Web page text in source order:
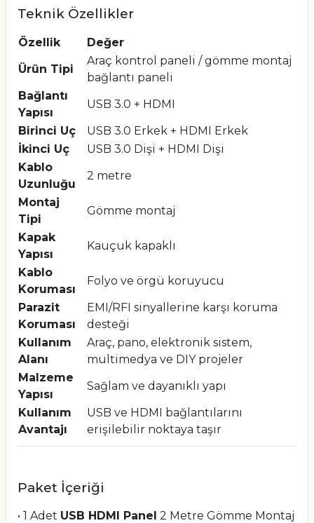
Teknik Özellikler
Özellik
Değer
Ürün Tipi
Araç kontrol paneli / gömme montaj
bağlantı paneli
Bağlantı
Yapısı
USB 3.0 + HDMI
Birinci Uç
USB 3.0 Erkek + HDMI Erkek
İkinci Uç
USB 3.0 Dişi + HDMI Dişi
Kablo
Uzunluğu
2 metre
Montaj
Tipi
Gömme montaj
Kapak
Yapısı
Kauçuk kapaklı
Kablo
Koruması
Folyo ve örgü koruyucu
Parazit
Koruması
EMI/RFI sinyallerine karşı koruma
desteği
Kullanım
Alanı
Araç, pano, elektronik sistem,
multimedya ve DIY projeler
Malzeme
Yapısı
Sağlam ve dayanıklı yapı
Kullanım
Avantajı
USB ve HDMI bağlantılarını
erişilebilir noktaya taşır
Paket İçeriği
• 1 Adet USB HDMI Panel 2 Metre Gömme Montaj